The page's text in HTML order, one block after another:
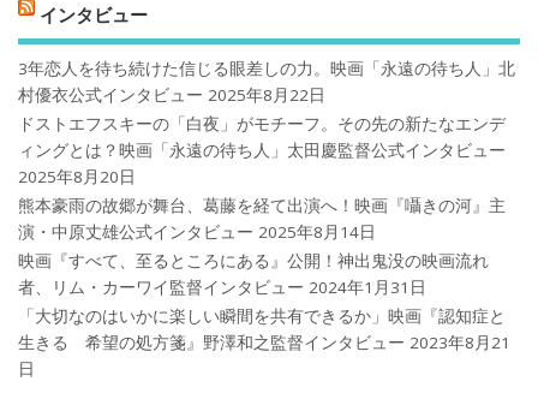
インタビュー
3年恋人を待ち続けた信じる眼差しの力。映画「永遠の待ち人」北
村優衣公式インタビュー 2025年8月22日
ドストエフスキーの「白夜」がモチーフ。その先の新たなエンデ
ィングとは？映画「永遠の待ち人」太田慶監督公式インタビュー
2025年8月20日
熊本豪雨の故郷が舞台、葛藤を経て出演へ！映画『囁きの河』主
演・中原丈雄公式インタビュー 2025年8月14日
映画『すべて、至るところにある』公開！神出鬼没の映画流れ
者、リム・カーワイ監督インタビュー 2024年1月31日
「大切なのはいかに楽しい瞬間を共有できるか」映画『認知症と
生きる 希望の処方箋』野澤和之監督インタビュー 2023年8月21
日